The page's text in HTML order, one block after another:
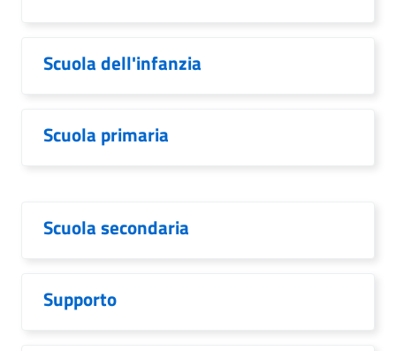
Scuola dell'infanzia
Scuola primaria
Scuola secondaria
Supporto